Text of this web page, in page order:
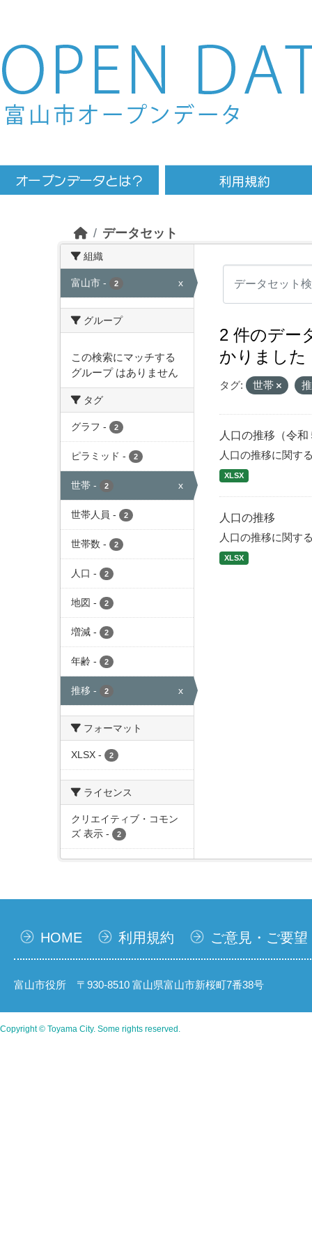
Skip to main content
データセット
組織
富山市 - 2 x
グループ
この検索にマッチする
グループ はありません
タグ
グラフ - 2
ピラミッド - 2
世帯 - 2 x
世帯人員 - 2
世帯数 - 2
人口 - 2
地図 - 2
増減 - 2
年齢 - 2
推移 - 2 x
フォーマット
XLSX - 2
ライセンス
クリエイティブ・コモン
ズ 表示 - 2
2 件のデー
かりました
タグ: 世帯
人口の推移（令和
人口の推移に関す
XLSX
人口の推移
人口の推移に関す
XLSX
HOME 利用規約 ご意見・ご要望
富山市役所 〒930-8510 富山県富山市新桜町7番38号
Copyright © Toyama City. Some rights reserved.